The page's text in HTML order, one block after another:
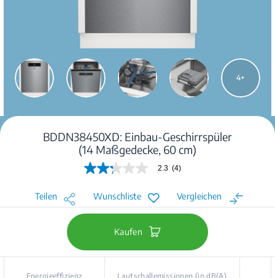
4
BDDN38450XD: Einbau-Geschirrspüler
(14 Maßgedecke, 60 cm)
2.3
Sternen,
Durchschnittswert
Bewertung.
4
Reviews.
2.3 (4)
Teilen Wunschliste Vergleichen
Kaufen
Energieeffizienz
Lautschallemissionen (in dB(A)